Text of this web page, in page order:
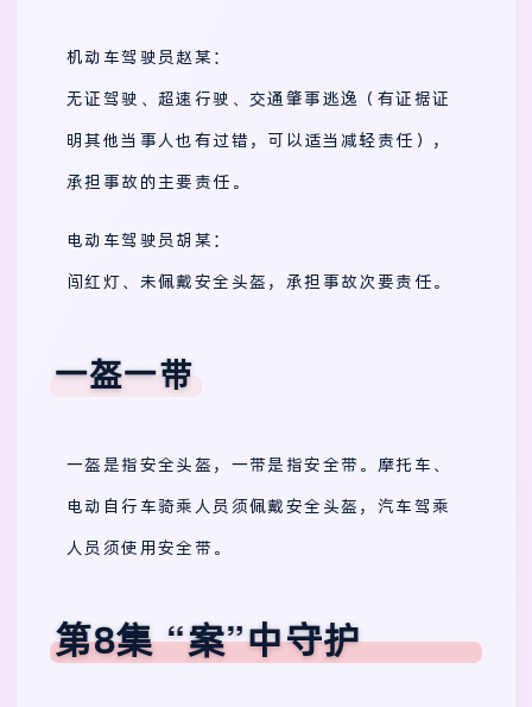
机动车驾驶员赵某：
无证驾驶、超速行驶、交通肇事逃逸（有证据证
明其他当事人也有过错，可以适当减轻责任），
承担事故的主要责任。
电动车驾驶员胡某：
闯红灯、未佩戴安全头盔，承担事故次要责任。
一盔一带
一盔是指安全头盔，一带是指安全带。摩托车、
电动自行车骑乘人员须佩戴安全头盔，汽车驾乘
人员须使用安全带。
第8集 “案”中守护